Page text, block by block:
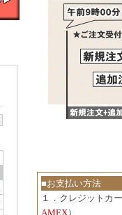
■お支払い方法
１．クレジットカ
AMEX）